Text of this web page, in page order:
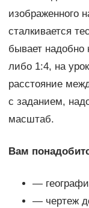
изображенного
сталкивается
бывает надобно
либо 1:4, на
расстояние
с заданием,
масштаб.
Вам
—
— чертеж